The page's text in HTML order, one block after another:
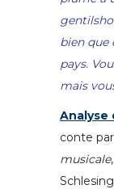
bien que
pays.
mais
Analyse
conte
musicale